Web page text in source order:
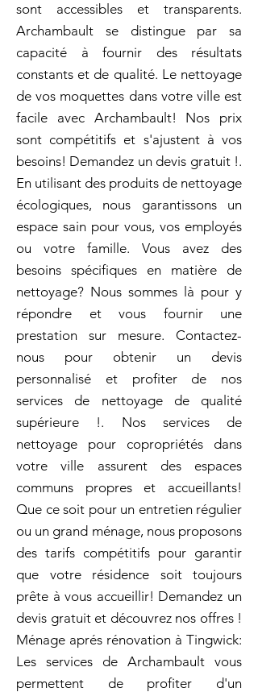
sont accessibles et transparents.
Archambault se distingue par sa
capacité à fournir des résultats
constants et de qualité. Le nettoyage
de vos moquettes dans votre ville est
facile avec Archambault! Nos prix
sont compétitifs et s'ajustent à vos
besoins! Demandez un devis gratuit !.
En utilisant des produits de nettoyage
écologiques, nous garantissons un
espace sain pour vous, vos employés
ou votre famille. Vous avez des
besoins spécifiques en matière de
nettoyage? Nous sommes là pour y
répondre et vous fournir une
prestation sur mesure. Contactez-
nous pour obtenir un devis
personnalisé et profiter de nos
services de nettoyage de qualité
supérieure !. Nos services de
nettoyage pour copropriétés dans
votre ville assurent des espaces
communs propres et accueillants!
Que ce soit pour un entretien régulier
ou un grand ménage, nous proposons
des tarifs compétitifs pour garantir
que votre résidence soit toujours
prête à vous accueillir! Demandez un
devis gratuit et découvrez nos offres !
Ménage aprés rénovation à Tingwick:
Les services de Archambault vous
permettent de profiter d'un